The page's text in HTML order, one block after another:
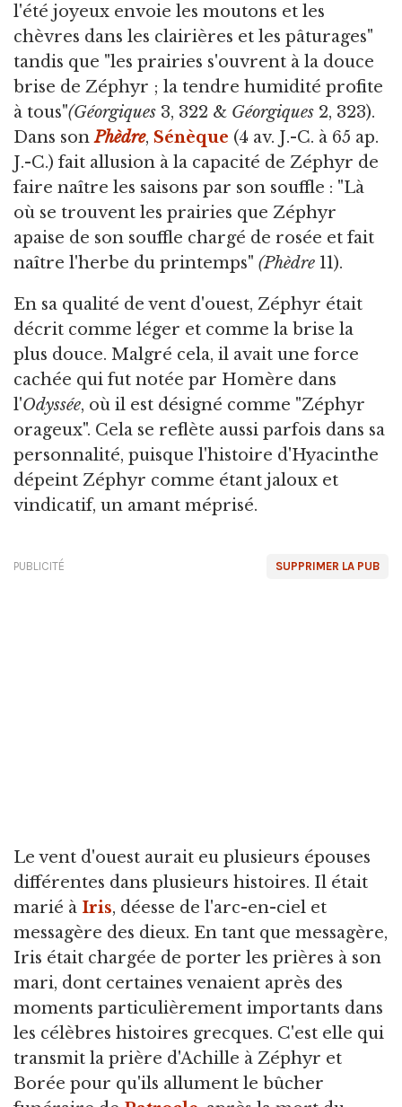
l'été joyeux envoie les moutons et les
chèvres dans les clairières et les pâturages"
tandis que "les prairies s'ouvrent à la douce
brise de Zéphyr ; la tendre humidité profite
à tous"(Géorgiques 3, 322 & Géorgiques 2, 323).
Dans sonPhèdre, Sénèque (4 av. J.-C. à 65 ap.
J.-C.) fait allusion à la capacité de Zéphyr de
faire naître les saisons par son souffle : "Là
où se trouvent les prairies que Zéphyr
apaise de son souffle chargé de rosée et fait
naître l'herbe du printemps" (Phèdre 11).
En sa qualité de vent d'ouest, Zéphyr était
décrit comme léger et comme la brise la
plus douce. Malgré cela, il avait une force
cachée qui fut notée par Homère dans
l'Odyssée, où il est désigné comme "Zéphyr
orageux". Cela se reflète aussi parfois dans sa
personnalité, puisque l'histoire d'Hyacinthe
dépeint Zéphyr comme étant jaloux et
vindicatif, un amant méprisé.
SUPPRIMER LA PUB
PUBLICITÉ
Le vent d'ouest aurait eu plusieurs épouses
différentes dans plusieurs histoires. Il était
marié à Iris, déesse de l'arc-en-ciel et
messagère des dieux. En tant que messagère,
Iris était chargée de porter les prières à son
mari, dont certaines venaient après des
moments particulièrement importants dans
les célèbres histoires grecques. C'est elle qui
transmit la prière d'Achille à Zéphyr et
Borée pour qu'ils allument le bûcher